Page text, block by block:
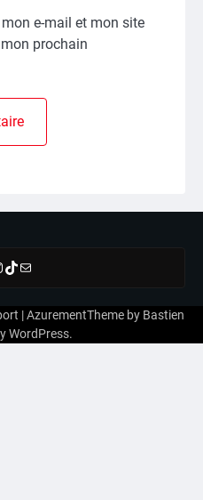
e-mail et mon site
prochain
TikTok
E-mail
| AzurementTheme by Bastien
WordPress.